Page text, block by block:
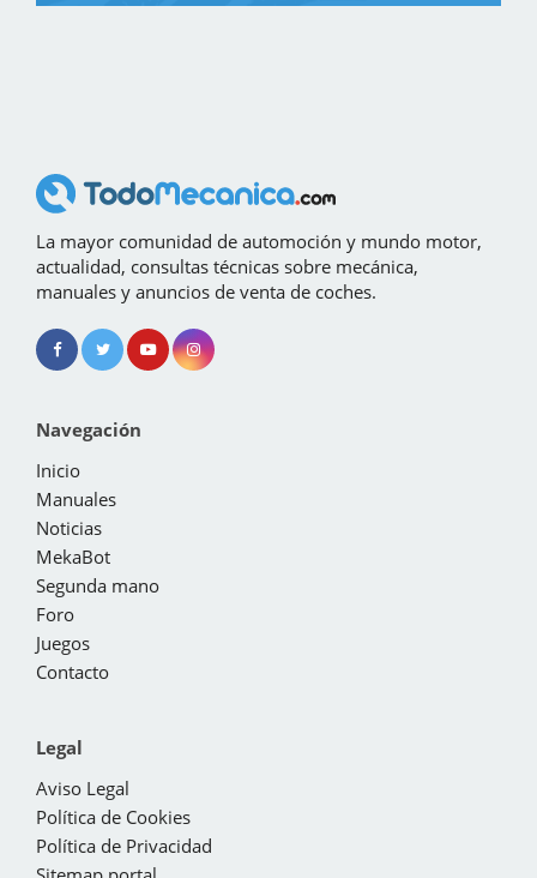
La mayor comunidad de automoción y mundo motor,
actualidad, consultas técnicas sobre mecánica,
manuales y anuncios de venta de coches.
Navegación
Inicio
Manuales
Noticias
MekaBot
Segunda mano
Foro
Juegos
Contacto
Legal
Aviso Legal
Política de Cookies
Política de Privacidad